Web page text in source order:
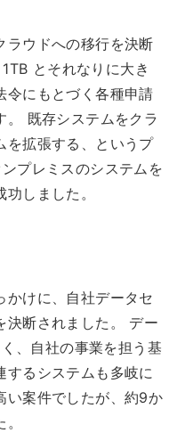
ラウドへの移行を決断
とそれなりに大き
令にもとづく各種申請
。 既存システムをクラ
を拡張する、というプ
プレミスのシステムを
しました。
かけに、自社データセ
決断されました。 デー
、自社の事業を担う基
するシステムも多岐に
い案件でしたが、約9か